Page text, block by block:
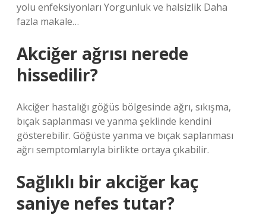
yolu enfeksiyonları Yorgunluk ve halsizlik Daha
fazla makale…
Akciğer ağrısı nerede
hissedilir?
Akciğer hastalığı göğüs bölgesinde ağrı, sıkışma,
bıçak saplanması ve yanma şeklinde kendini
gösterebilir. Göğüste yanma ve bıçak saplanması
ağrı semptomlarıyla birlikte ortaya çıkabilir.
Sağlıklı bir akciğer kaç
saniye nefes tutar?